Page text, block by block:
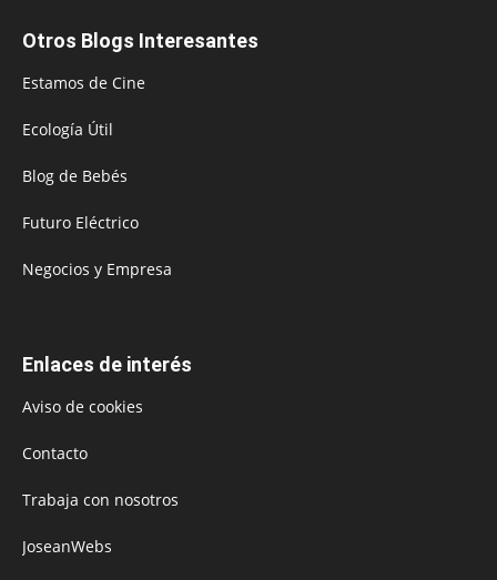
Otros Blogs Interesantes
Estamos de Cine
Ecología Útil
Blog de Bebés
Futuro Eléctrico
Negocios y Empresa
Enlaces de interés
Aviso de cookies
Contacto
Trabaja con nosotros
JoseanWebs